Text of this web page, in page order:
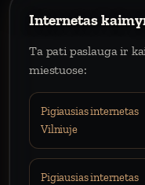
Internetas
Ta pati paslauga ir
miestuose:
Pigiausias internetas
Vilniuje
Pigiausias internetas